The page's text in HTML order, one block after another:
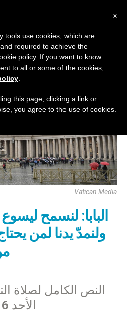
البابا
Vatican Media
البابا: لنسمح
ولنمدّ يدنا لمن
النص الكامل لصلاة
الأحد 6 كانون الأوّل 2020
x
tools use cookies, which are
required to achieve the
policy. If you want to know
to all or some of the cookies,
this page, clicking a link or
you agree to the use of cookies.